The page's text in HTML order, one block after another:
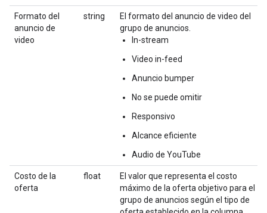
Formato del
anuncio de
video
string
El formato del anuncio de video del
grupo de anuncios.
In-stream
Video in-feed
Anuncio bumper
No se puede omitir
Responsivo
Alcance eficiente
Audio de YouTube
Costo de la
oferta
float
El valor que representa el costo
máximo de la oferta objetivo para el
grupo de anuncios según el tipo de